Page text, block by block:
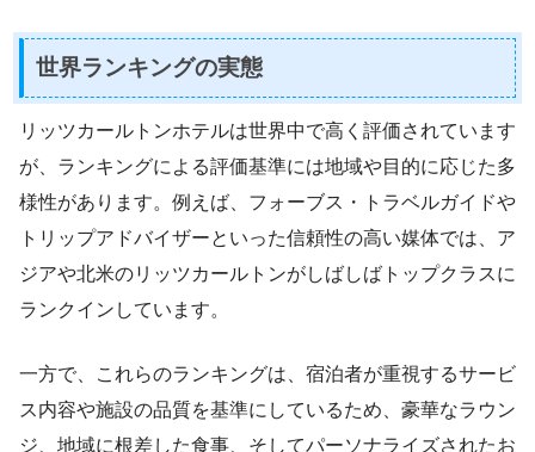
世界ランキングの実態
リッツカールトンホテルは世界中で高く評価されています
が、ランキングによる評価基準には地域や目的に応じた多
様性があります。例えば、フォーブス・トラベルガイドや
トリップアドバイザーといった信頼性の高い媒体では、ア
ジアや北米のリッツカールトンがしばしばトップクラスに
ランクインしています。
一方で、これらのランキングは、宿泊者が重視するサービ
ス内容や施設の品質を基準にしているため、豪華なラウン
ジ、地域に根差した食事、そしてパーソナライズされたお